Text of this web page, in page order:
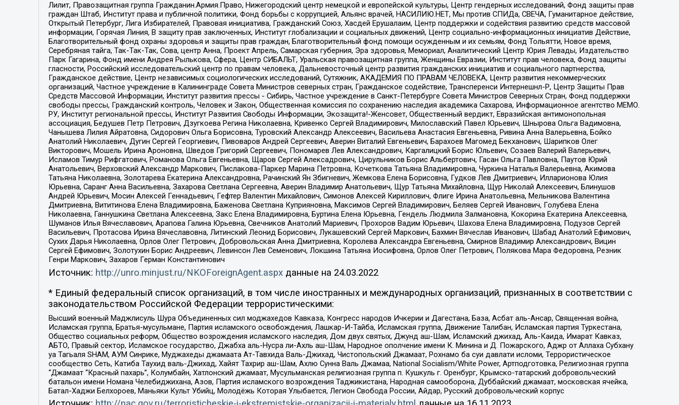
Лилит, Правозащитная группа Гражданин.Армия.Право, Нижегородский центр немецкой и европейской культуры, Центр гендерных исследований, Фонд защиты прав
граждан Штаб, Институт права и публичной политики, Фонд борьбы с коррупцией, Альянс врачей, НАСИЛИЮ.НЕТ, Мы против СПИДа, СВЕЧА, Гуманитарное действие,
Открытый Петербург, Лига Избирателей, Правовая инициатива, Гражданский Союз, Хасдей Ерушалаим, Центр поддержки и содействия развитию средств массовой
информации, Горячая Линия, В защиту прав заключенных, Институт глобализации и социальных движений, Центр социально-информационных инициатив Действие,
Благотворительный фонд охраны здоровья и защиты прав граждан, Благотворительный фонд помощи осужденным и их семьям, Фонд Тольятти, Новое время,
Серебряная тайга, Так-Так-Так, Сова, центр Анна, Проект Апрель, Самарская губерния, Эра здоровья, Мемориал, Аналитический Центр Юрия Левады, Издательство
Парк Гагарина, Фонд имени Андрея Рылькова, Сфера, Центр СИБАЛЬТ, Уральская правозащитная группа, Женщины Евразии, Институт прав человека, Фонд защиты
гласности, Российский исследовательский центр по правам человека, Дальневосточный центр развития гражданских инициатив и социального партнерства,
Гражданское действие, Центр независимых социологических исследований, Сутяжник, АКАДЕМИЯ ПО ПРАВАМ ЧЕЛОВЕКА, Центр развития некоммерческих
организаций, Частное учреждение в Калининграде Совета Министров северных стран, Гражданское содействие, Трансперенси Интернешнл-Р, Центр Защиты Прав
Средств Массовой Информации, Институт развития прессы - Сибирь, Частное учреждение в Санкт-Петербурге Совета Министров Северных Стран, Фонд поддержки
свободы прессы, Гражданский контроль, Человек и Закон, Общественная комиссия по сохранению наследия академика Сахарова, Информационное агентство МЕМО.
РУ, Институт региональной прессы, Институт Развития Свободы Информации, Экозащита!-Женсовет, Общественный вердикт, Евразийская антимонопольная
ассоциация, Бедушев Петр Петрович, Дзугкоева Регина Николаевна, Кривенко Сергей Владимирович, Милославский Павел Юрьевич, Шнырова Ольга Вадимовна,
Чанышева Лилия Айратовна, Сидорович Ольга Борисовна, Туровский Александр Алексеевич, Васильева Анастасия Евгеньевна, Ривина Анна Валерьевна, Бойко
Анатолий Николаевич, Дугин Сергей Георгиевич, Пивоваров Андрей Сергеевич, Аверин Виталий Евгеньевич, Барахоев Магомед Бекханович, Шарипков Олег
Викторович, Мошель Ирина Ароновна, Шведов Григорий Сергеевич, Пономарев Лев Александрович, Каргалицкий Борис Юльевич, Созаев Валерий Валерьевич,
Исламов Тимур Рифгатович, Романова Ольга Евгеньевна, Щаров Сергей Алексадрович, Цирульников Борис Альбертович, Гасан Ольга Павловна, Паутов Юрий
Анатольевич, Верховский Александр Маркович, Пислакова-Паркер Марина Петровна, Кочеткова Татьяна Владимировна, Чуркина Наталья Валерьевна, Акимова
Татьяна Николаевна, Золотарева Екатерина Александровна, Рачинский Ян Збигневич, Жемкова Елена Борисовна, Гудков Лев Дмитриевич, Илларионова Юлия
Юрьевна, Саранг Анна Васильевна, Захарова Светлана Сергеевна, Аверин Владимир Анатольевич, Щур Татьяна Михайловна, Щур Николай Алексеевич, Блинушов
Андрей Юрьевич, Мосин Алексей Геннадьевич, Гефтер Валентин Михайлович, Симонов Алексей Кириллович, Флиге Ирина Анатольевна, Мельникова Валентина
Дмитриевна, Вититинова Елена Владимировна, Баженова Светлана Куприяновна, Максимов Сергей Владимирович, Беляев Сергей Иванович, Голубева Елена
Николаевна, Ганнушкина Светлана Алексеевна, Закс Елена Владимировна, Буртина Елена Юрьевна, Гендель Людмила Залмановна, Кокорина Екатерина Алексеевна,
Шуманов Илья Вячеславович, Арапова Галина Юрьевна, Свечников Анатолий Мариевич, Прохоров Вадим Юрьевич, Шахова Елена Владимировна, Подузов Сергей
Васильевич, Протасова Ирина Вячеславовна, Литинский Леонид Борисович, Лукашевский Сергей Маркович, Бахмин Вячеслав Иванович, Шабад Анатолий Ефимович,
Сухих Дарья Николаевна, Орлов Олег Петрович, Добровольская Анна Дмитриевна, Королева Александра Евгеньевна, Смирнов Владимир Александрович, Вицин
Сергей Ефимович, Золотухин Борис Андреевич, Левинсон Лев Семенович, Локшина Татьяна Иосифовна, Орлов Олег Петрович, Полякова Мара Федоровна, Резник
Генри Маркович, Захаров Герман Константинович
Источник: http://unro.minjust.ru/NKOForeignAgent.aspxданные на 24.03.2022
* Единый федеральный список организаций, в том числе иностранных и международных организаций, признанных в соответствии с
законодательством Российской Федерации террористическими:
Высший военный Маджлисуль Шура Объединенных сил моджахедов Кавказа, Конгресс народов Ичкерии и Дагестана, База, Асбат аль-Ансар, Священная война,
Исламская группа, Братья-мусульмане, Партия исламского освобождения, Лашкар-И-Тайба, Исламская группа, Движение Талибан, Исламская партия Туркестана,
Общество социальных реформ, Общество возрождения исламского наследия, Дом двух святых, Джунд аш-Шам, Исламский джихад, Аль-Каида, Имарат Кавказ,
АБТО, Правый сектор, Исламское государство, Джабха аль-Нусра ли-Ахль аш-Шам, Народное ополчение имени К. Минина и Д. Пожарского, Аджр от Аллаха Субхану
уа Тагьаля SHAM, АУМ Синрике, Муджахеды джамаата Ат-Тавхида Валь-Джихад, Чистопольский Джамаат, Рохнамо ба суи давлати исломи, Террористическое
сообщество Сеть, Катиба Таухид валь-Джихад, Хайят Тахрир аш-Шам, Ахлю Сунна Валь Джамаа, National Socialism/White Power, Артподготовка, Религиозная группа
“Джамаат “Красный пахарь”, Колумбайн, Хатлонский джамаат, Мусульманская религиозная группа п. Кушкуль г. Оренбург, Крымско-татарский добровольческий
батальон имени Номана Челебиджихана, Азов, Партия исламского возрождения Таджикистана, Народная самооборона, Дуббайский джамаат, московская ячейка,
Батал-Хаджи Белхороев, Маньяки Культ Убийц, Молодёжь Которая Улыбается, Легион Свобода России, Айдар, Русский добровольческий корпус